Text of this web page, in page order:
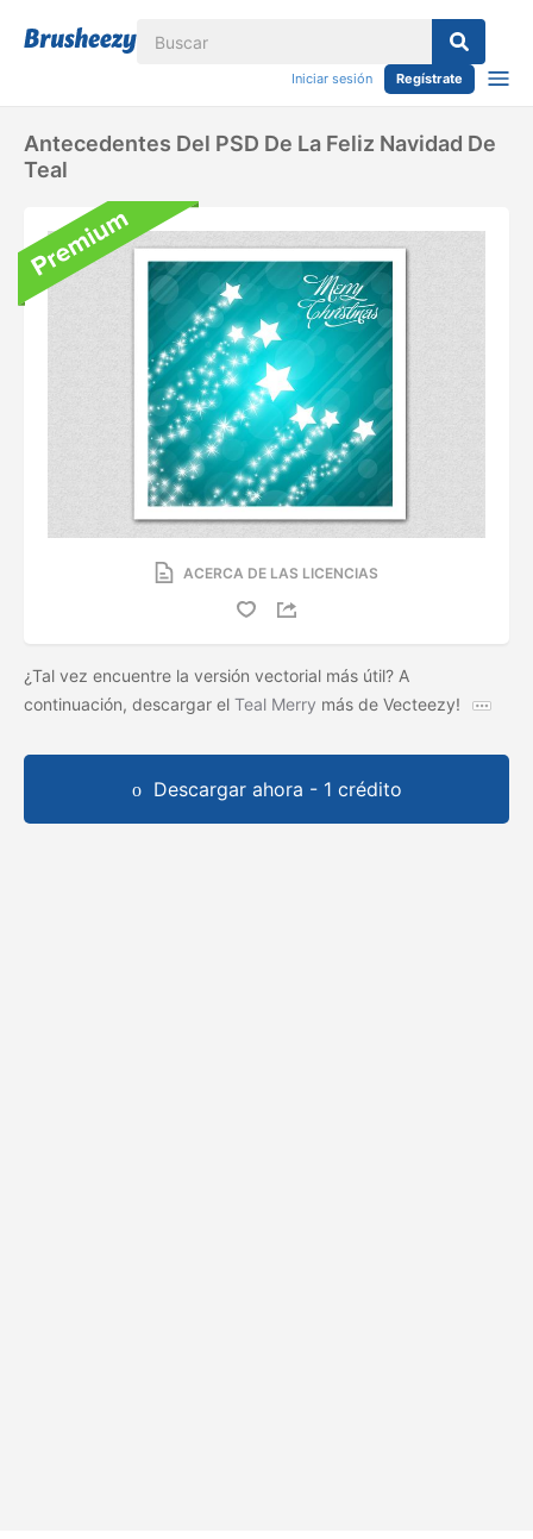
Iniciar sesión Regístrate
Antecedentes Del PSD De La Feliz Navidad De
Teal
ACERCA DE LAS LICENCIAS
¿Tal vez encuentre la versión vectorial más útil? A
continuación, descargar el Teal Merry más de Vecteezy!
Descargar ahora - 1 crédito